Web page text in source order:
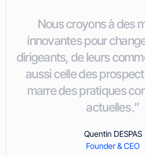
Nous croyons à des
innovantes pour
dirigeants, de leurs
aussi celle des
marre des pratiques
actuelles.”
Quentin DESPAS
Founder & CEO